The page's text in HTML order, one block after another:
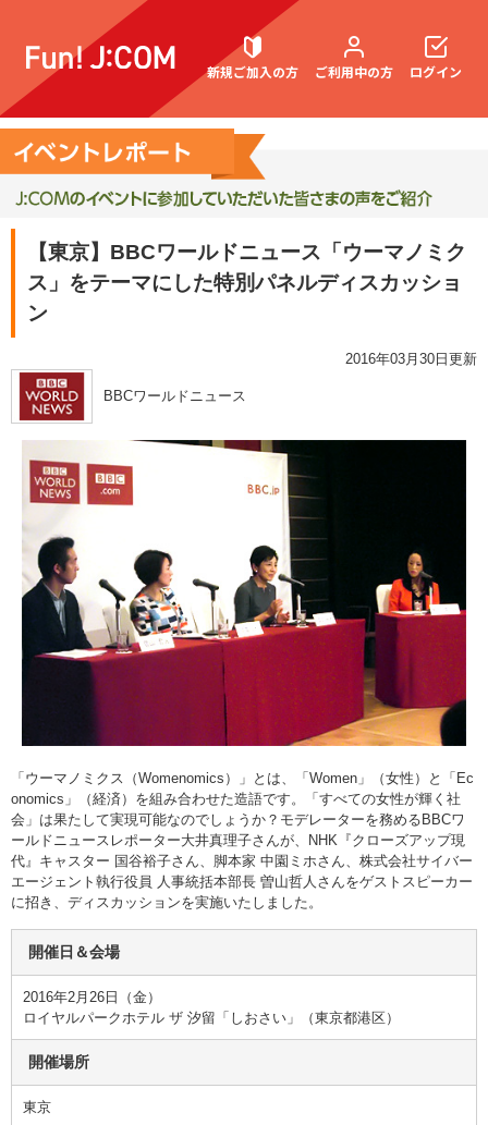
新規ご加入の方 ご利用中の方
契約内容確認・変更
お困りごと解決・よくあるご質問
ログイン
【東京】BBCワールドニュース「ウーマノミク
ス」をテーマにした特別パネルディスカッショ
ン
2016年03月30日更新
BBCワールドニュース
「ウーマノミクス（Womenomics）」とは、「Women」（女性）と「Ec
onomics」（経済）を組み合わせた造語です。「すべての女性が輝く社
会」は果たして実現可能なのでしょうか？モデレーターを務めるBBCワ
ールドニュースレポーター大井真理子さんが、NHK『クローズアップ現
代』キャスター 国谷裕子さん、脚本家 中園ミホさん、株式会社サイバー
エージェント執行役員 人事統括本部長 曽山哲人さんをゲストスピーカー
に招き、ディスカッションを実施いたしました。
開催日＆会場
2016年2月26日（金）
ロイヤルパークホテル ザ 汐留「しおさい」（東京都港区）
開催場所
東京